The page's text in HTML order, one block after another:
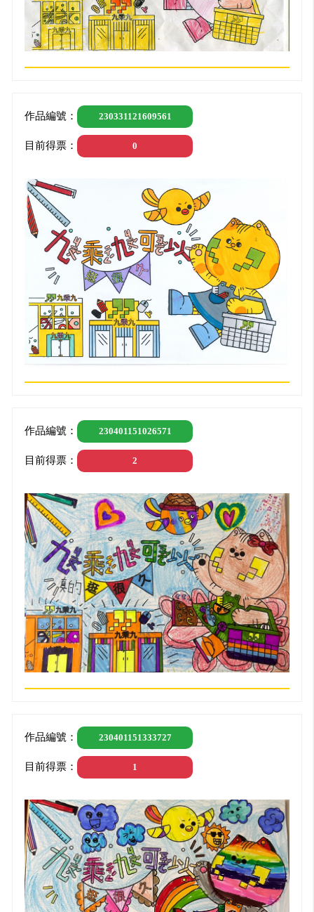
作品編號： 230331121609561
目前得票： 0
作品編號： 230401151026571
目前得票： 2
作品編號： 230401151333727
目前得票： 1